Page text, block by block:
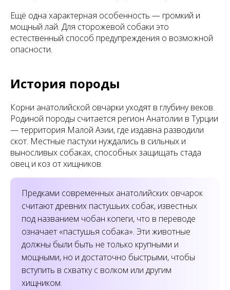
Ещё одна характерная особенность — громкий и
мощный лай. Для сторожевой собаки это
естественный способ предупреждения о возможной
опасности.
История породы
Корни анатолийской овчарки уходят в глубину веков.
Родиной породы считается регион Анатолии в Турции
— территория Малой Азии, где издавна разводили
скот. Местные пастухи нуждались в сильных и
выносливых собаках, способных защищать стада
овец и коз от хищников.
Предками современных анатолийских овчарок
считают древних пастушьих собак, известных
под названием чобан копеги, что в переводе
означает «пастушья собака». Эти животные
должны были быть не только крупными и
мощными, но и достаточно быстрыми, чтобы
вступить в схватку с волком или другим
хищником.